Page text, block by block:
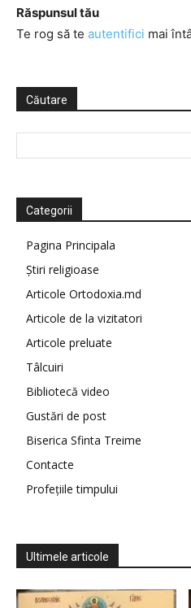
Răspunsul tău
Te rog să te autentifici mai
Căutare
Categorii
Pagina Principala
Știri religioase
Articole Ortodoxia.md
Articole de la vizitatori
Articole preluate
Tâlcuiri
Bibliotecă video
Gustări de post
Biserica Sfinta Treime
Contacte
Profețiile timpului
Ultimele articole